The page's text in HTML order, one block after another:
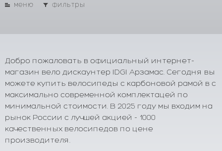
меню фильтры
Добро пожаловать в официальный интернет-
магазин вело дискаунтер IDGI Арзамас. Сегодня вы
можете купить велосипеды с карбоновой рамой в с
максимально современной комплектацей по
минимальной стоимости. В 2025 году мы входим на
рынок России с лучшей акцией - 1000
качественных велосипедов по цене
производителя.